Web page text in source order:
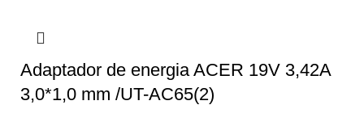
Adaptador de energia ACER 19V 3,42A
3,0*1,0 mm /UT-AC65(2)